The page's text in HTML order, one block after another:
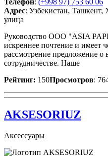
Телефон: (+998 97) 753 60 06
Адрес: Узбекистан,
улица
Руководство OOO "ASIA
искреннее почтение и имеет
рассмотрение предложение о
сотрудничестве. Наше
Рейтинг: 150Просмотров:
AKSESORIUZ
Аксессуары